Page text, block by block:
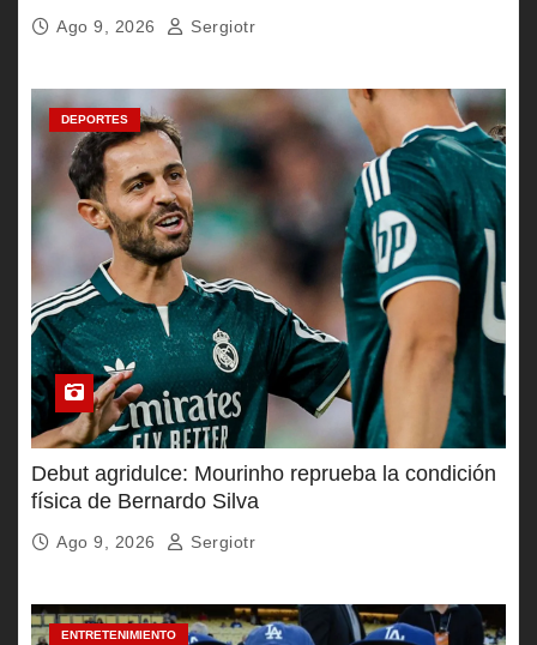
Ago 9, 2026 Sergiotr
DEPORTES
Debut agridulce: Mourinho reprueba la condición
física de Bernardo Silva
Ago 9, 2026 Sergiotr
ENTRETENIMIENTO